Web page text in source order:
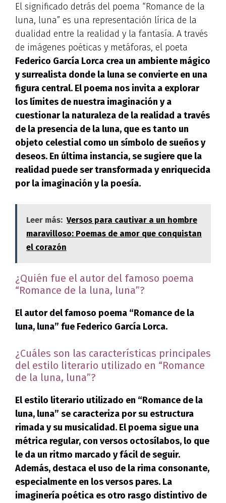
El significado detrás del poema “Romance de la
luna, luna” es una representación lírica de la
dualidad entre la realidad y la fantasía. A través
de imágenes poéticas y metáforas, el poeta
Federico García Lorca crea un ambiente mágico
y surrealista donde la luna se convierte en una
figura central. El poema nos invita a explorar
los límites de nuestra imaginación y a
cuestionar la naturaleza de la realidad a través
de la presencia de la luna, que es tanto un
objeto celestial como un símbolo de sueños y
deseos. En última instancia, se sugiere que la
realidad puede ser transformada y enriquecida
por la imaginación y la poesía.
Leer más: Versos para cautivar a un hombre
maravilloso: Poemas de amor que conquistan
el corazón
¿Quién fue el autor del famoso poema
“Romance de la luna, luna”?
El autor del famoso poema “Romance de la
luna, luna” fue Federico García Lorca.
¿Cuáles son las características principales
del estilo literario utilizado en “Romance
de la luna, luna”?
El estilo literario utilizado en “Romance de la
luna, luna” se caracteriza por su estructura
rimada y su musicalidad. El poema sigue una
métrica regular, con versos octosílabos, lo que
le da un ritmo marcado y fácil de seguir.
Además, destaca el uso de la rima consonante,
especialmente en los versos pares. La
imaginería poética es otro rasgo distintivo de